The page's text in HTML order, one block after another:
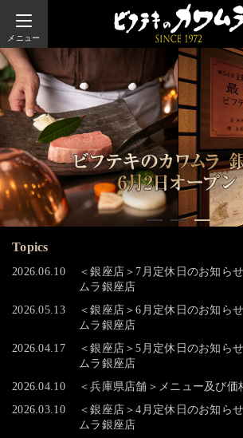
Topics
2026.06.10
＜銀座店＞7月定休日のお知ら
ムラ銀座店
2026.05.13
＜銀座店＞6月定休日のお知ら
ムラ銀座店
2026.04.17
＜銀座店＞5月定休日のお知ら
ムラ銀座店
2026.04.10
＜兵庫県店舗＞メニュー及び価
2026.03.10
＜銀座店＞4月定休日のお知ら
ムラ銀座店